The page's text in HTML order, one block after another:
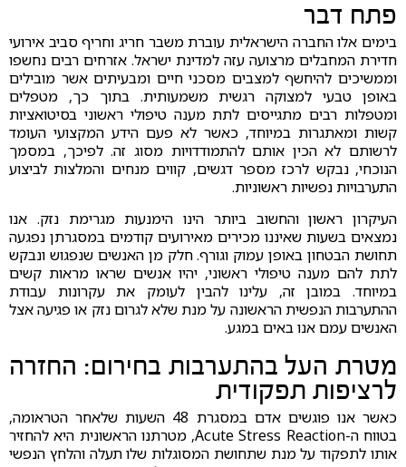
פתח דבר
בימים אלו החברה הישראלית עוברת משבר חריג וחריף סביב אירועי
חדירת המחבלים מרצועה עזה למדינת ישראל. אזרחים רבים נחשפו
וממשיכים להיחשף למצבים מסכני חיים ומבעיתים אשר מובילים
באופן טבעי למצוקה רגשית משמעותית. בתוך כך, מטפלים
ומטפלות רבים מתגייסים לתת מענה טיפולי ראשוני בסיטואציות
קשות ומאתגרות במיוחד, כאשר לא פעם הידע המקצועי העומד
לרשותם לא הכין אותם להתמודדויות מסוג זה. לפיכך, במסמך
הנוכחי, נבקש לרכז מספר דגשים, קווים מנחים והמלצות לביצוע
התערבויות נפשיות ראשוניות.
העיקרון ראשון והחשוב ביותר הינו הימנעות מגרימת נזק. אנו
נמצאים בשעות שאיננו מכירים מאירועים קודמים במסגרתן נפגעה
תחושת הבטחון באופן עמוק וגורף. חלק מן האנשים שנפגוש ונבקש
לתת להם מענה טיפולי ראשוני, יהיו אנשים שראו מראות קשים
במיוחד. במובן זה, עלינו להבין לעומק את עקרונות עבודת
ההתערבות הנפשית הראשונה על מנת שלא לגרום נזק או פגיעה אצל
האנשים עמם אנו באים במגע.
מטרת העל בהתערבות בחירום: החזרה
לרציפות תפקודית
כאשר אנו פוגשים אדם במסגרת 48 השעות שלאחר הטראומה,
בטווח ה-Acute Stress Reaction, מטרתנו הראשונית היא להחזיר
אותו לתפקוד על מנת שתחושת המסוגלות שלו תעלה והלחץ הנפשי